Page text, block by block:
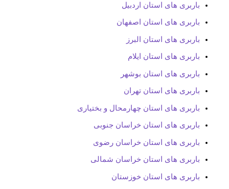
باربری های استان اردبیل
باربری های استان اصفهان
باربری های استان البرز
باربری های استان ایلام
باربری های استان بوشهر
باربری های استان تهران
باربری های استان چهارمحال و بختیاری
باربری های استان خراسان جنوبی
باربری های استان خراسان رضوی
باربری های استان خراسان شمالی
باربری های استان خوزستان